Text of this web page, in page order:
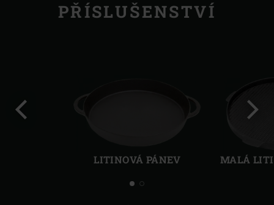
PŘÍSLUŠENSTVÍ
LITINOVÁ PÁNEV MALÁ